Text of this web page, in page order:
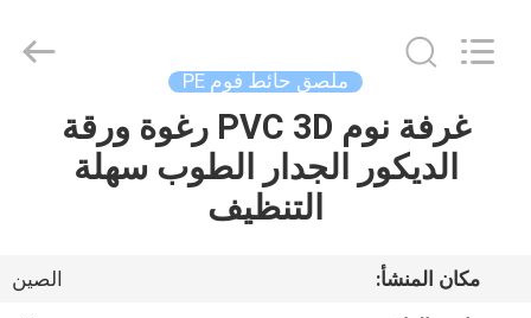
الصفحة
الرئيسية
Material
ملصق حائط فوم PE
غرفة نوم PVC 3D رغوة ورقة
الديكور الجدار الطوب سهلة
التنظيف
مكان المنشأ:
الصين